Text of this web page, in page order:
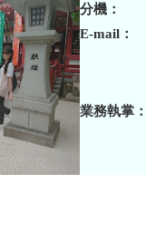
分機：
E-mail：
業務執掌：